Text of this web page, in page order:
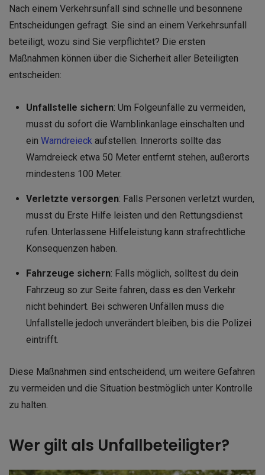
Nach einem Verkehrsunfall sind schnelle und besonnene
Entscheidungen gefragt. Sie sind an einem Verkehrsunfall
beteiligt, wozu sind Sie verpflichtet? Die ersten
Maßnahmen können über die Sicherheit aller Beteiligten
entscheiden:
Unfallstelle sichern: Um Folgeunfälle zu vermeiden,
musst du sofort die Warnblinkanlage einschalten und
ein Warndreieckaufstellen. Innerorts sollte das
Warndreieck etwa 50 Meter entfernt stehen, außerorts
mindestens 100 Meter.
Verletzte versorgen: Falls Personen verletzt wurden,
musst du Erste Hilfe leisten und den Rettungsdienst
rufen. Unterlassene Hilfeleistung kann strafrechtliche
Konsequenzen haben.
Fahrzeuge sichern: Falls möglich, solltest du dein
Fahrzeug so zur Seite fahren, dass es den Verkehr
nicht behindert. Bei schweren Unfällen muss die
Unfallstelle jedoch unverändert bleiben, bis die Polizei
eintrifft.
Diese Maßnahmen sind entscheidend, um weitere Gefahren
zu vermeiden und die Situation bestmöglich unter Kontrolle
zu halten.
Wer gilt als Unfallbeteiligter?